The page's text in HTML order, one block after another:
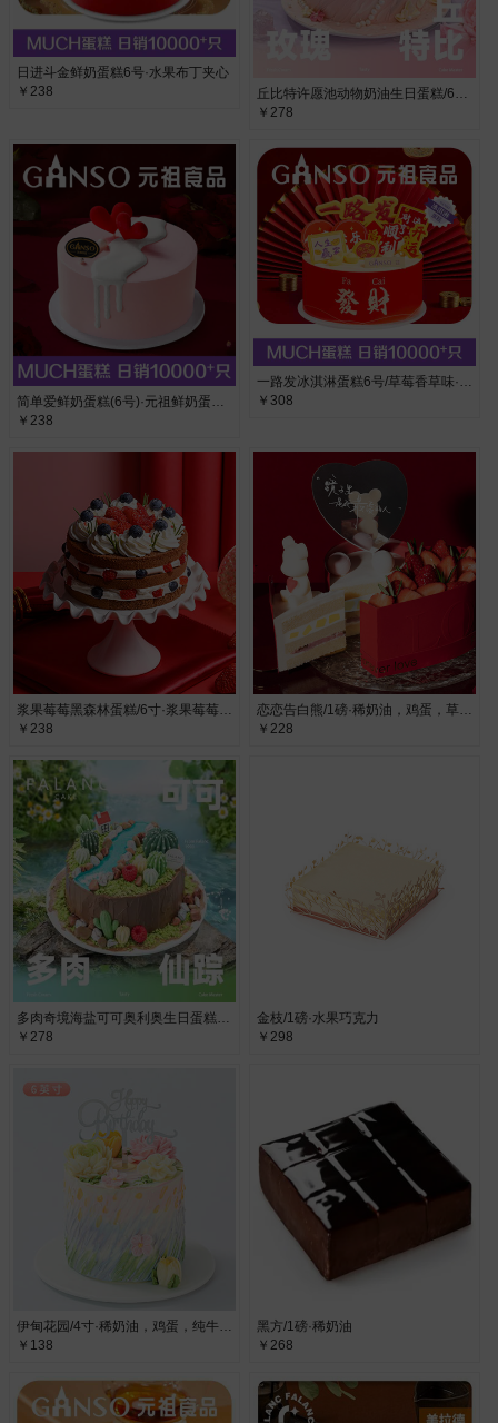
日进斗金鲜奶蛋糕6号·水果布丁夹心
￥238
￥278
￥238
￥308
￥238
￥228
多肉奇境海盐可可奥利奥生日蛋糕/6寸·动物奶油
￥278
金枝/1磅·水果巧克力
￥298
伊甸花园/4寸·稀奶油，鸡蛋，纯牛奶，代可可脂巧克力
￥138
黑方/1磅·稀奶油
￥268